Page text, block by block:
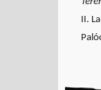
II.